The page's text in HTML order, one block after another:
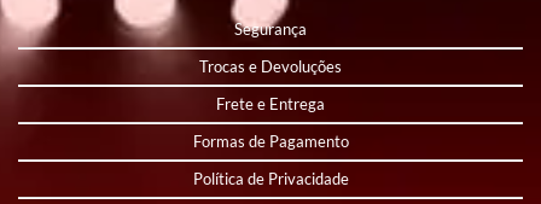
Segurança
Trocas e Devoluções
Frete e Entrega
Formas de Pagamento
Política de Privacidade